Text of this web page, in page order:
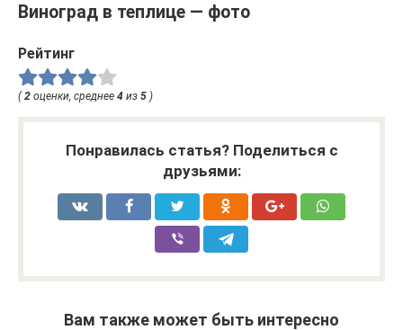
Виноград в теплице — фото
Рейтинг
(2 оценки, среднее 4 из 5 )
Понравилась статья? Поделиться с
друзьями:
Вам также может быть интересно